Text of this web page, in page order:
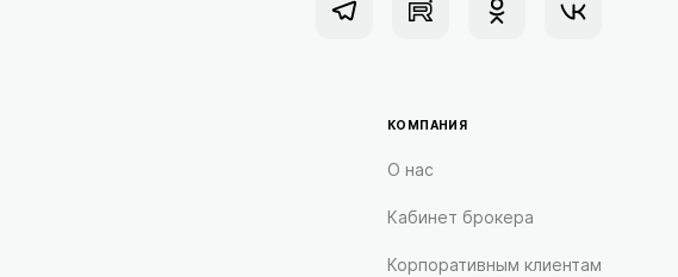
КОМПАНИЯ
О нас
Кабинет брокера
Корпоративным клиентам